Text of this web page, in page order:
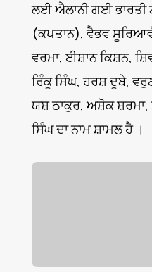
ਲਈ ਐਲਾਨੀ ਗਈ
(ਕਪਤਾਨ), ਵੈਭਵ
ਵਰਮਾ, ਈਸ਼ਾਨ ਕਿਸ਼ਨ,
ਰਿੰਕੂ ਸਿੰਘ, ਹਰਸ਼ ਦੂਬੇ,
ਯਸ਼ ਠਾਕੁਰ, ਅਸ਼ੋਕ
ਸਿੰਘ ਦਾ ਨਾਮ ਸ਼ਾਮਲ ਹੈ ।